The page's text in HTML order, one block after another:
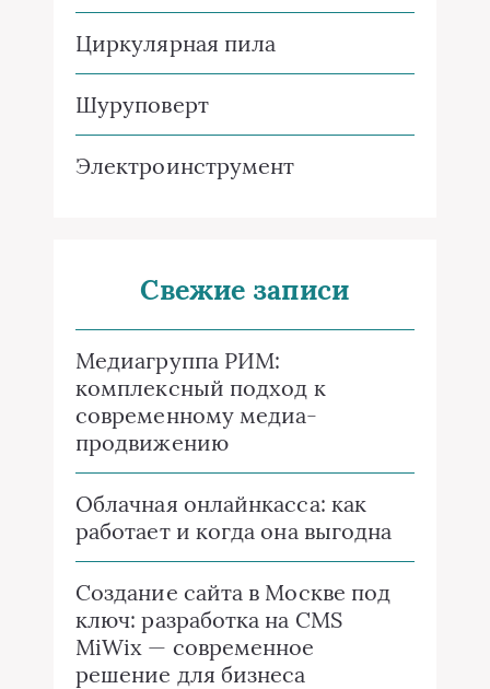
Циркулярная пила
Шуруповерт
Электроинструмент
Свежие записи
Медиагруппа РИМ:
комплексный подход к
современному медиа-
продвижению
Облачная онлайнкасса: как
работает и когда она выгодна
Создание сайта в Москве под
ключ: разработка на CMS
MiWix — современное
решение для бизнеса